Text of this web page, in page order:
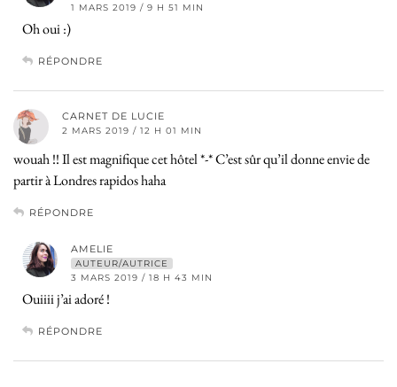
1 MARS 2019 / 9 H 51 MIN
Oh oui :)
RÉPONDRE
CARNET DE LUCIE
2 MARS 2019 / 12 H 01 MIN
wouah !! Il est magnifique cet hôtel *-* C’est sûr qu’il donne envie de
partir à Londres rapidos haha
RÉPONDRE
AMELIE
AUTEUR/AUTRICE
3 MARS 2019 / 18 H 43 MIN
Ouiiii j’ai adoré !
RÉPONDRE